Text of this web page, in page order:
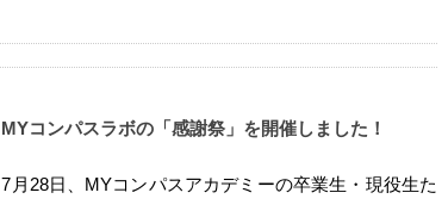
MYコンパスラボの「感謝祭」を開催しました！
7月28日、MYコンパスアカデミーの卒業生・現役生た